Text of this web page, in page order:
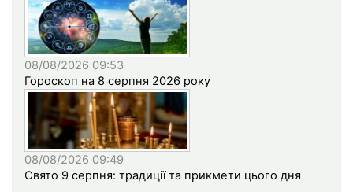
08/08/2026 09:53
Гороскоп на 8 серпня 2026 року
08/08/2026 09:49
Свято 9 серпня: традиції та прикмети цього дня